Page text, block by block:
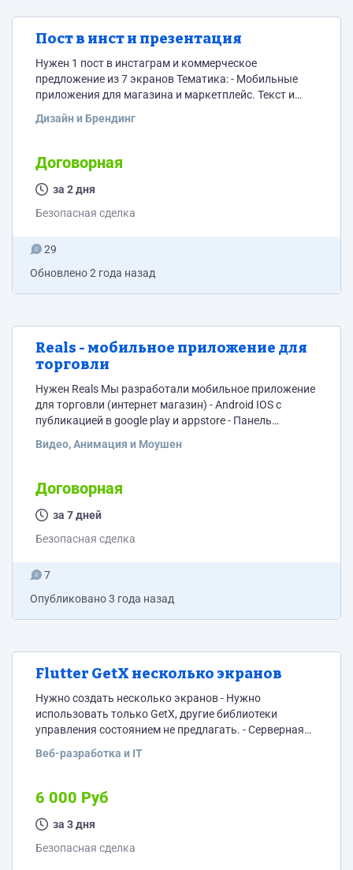
Пост в инст и презентация
Нужен 1 пост в инстаграм и коммерческое
предложение из 7 экранов Тематика: - Мобильные
приложения для магазина и маркетплейс. Текст и
3= ? Защита от спама
Дизайн и Брендинг
Договорная
за 2 дня
Безопасная сделка
29
Обновлено2 года назад
Reals - мобильное приложение для
торговли
Нужен Reals Мы разработали мобильное приложение
для торговли (интернет магазин) - Android IOS с
публикацией в google play и appstore - Панель
действующих предпринимателей, которые
попробовать себя в торговле (дополнительный
источник клиентов, повышение лояльности
клиентов) Цель: Сделать короткое видео, где
как это работает. Идей особо нет. Но...
Видео, Анимация и Моушен
Договорная
за 7 дней
Безопасная сделка
7
Опубликовано3 года назад
Flutter GetX несколько экранов
Нужно создать несколько экранов - Нужно
использовать только GetX, другие библиотеки
управления состоянием не предлагать. - Серверная
коллекцию Postman - Дизайн делать не нужно,
Вопрос от спама: 2 + 3 = ? Если есть примеры с
использованием GetX на github, то скидывайте
пример. ссылка на figma:
%D0%BC%D0%B0%D0%BA%D0%B5%D1%82-
Веб-разработка и IT
6 000 Руб
за 3 дня
Безопасная сделка